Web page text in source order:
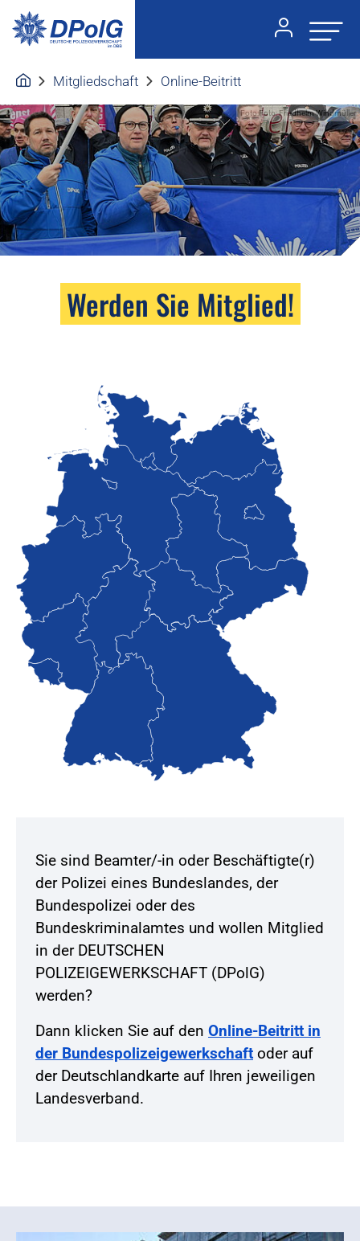
Mitgliedschaft Online-Beitritt
Foto:Foto: Friedhelm Windmüller
Werden Sie Mitglied!
Sie sind Beamter/-in oder Beschäftigte(r)
der Polizei eines Bundeslandes, der
Bundespolizei oder des
Bundeskriminalamtes und wollen Mitglied
in der DEUTSCHEN
POLIZEIGEWERKSCHAFT (DPolG)
werden?
Dann klicken Sie auf den Online-Beitritt in
der Bundespolizeigewerkschaft oder auf
der Deutschlandkarte auf Ihren jeweiligen
Landesverband.